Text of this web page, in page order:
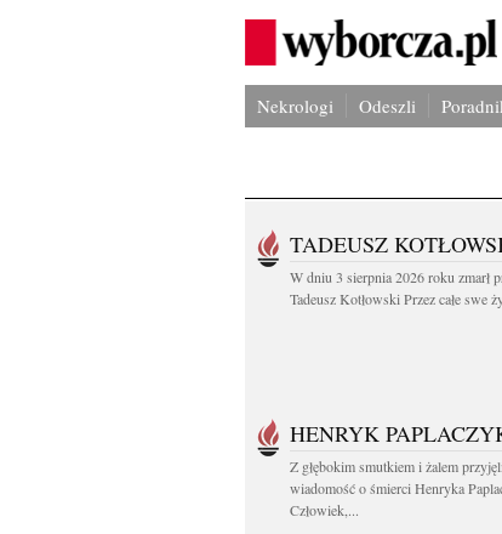
Nekrologi Odeszli
TADEUSZ
W dniu 3 sierpnia 2026 roku zmarł
Tadeusz Kotłowski Przez całe swe
HENRYK
Z głębokim smutkiem i żalem
wiadomość o śmierci Henryka
Człowiek,...